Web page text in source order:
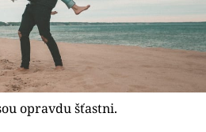
opravdu šťastni.